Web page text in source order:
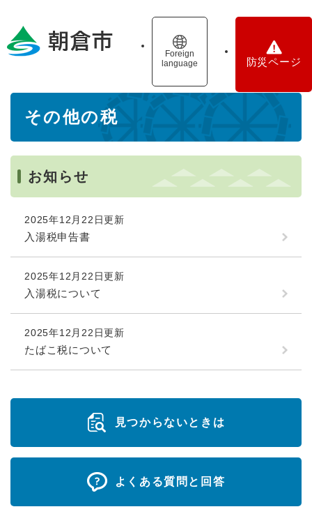
の
Foreign
language
防災ページ
その他の税
お知らせ
2025年12月22日更新
入湯税申告書
2025年12月22日更新
入湯税について
2025年12月22日更新
たばこ税について
見つからないときは
よくある質問と回答